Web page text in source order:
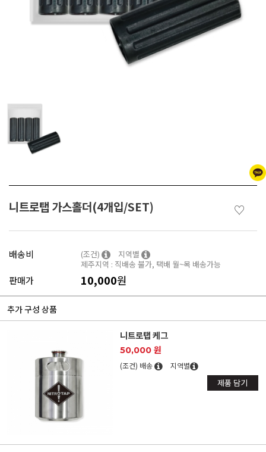
니트로탭 가스홀더(4개입/SET) ♡
배송비 (조건)
지역별
제주지역 : 직배송 불가, 택배 월~목 배송가능
판매가 10,000원
추가 구성 상품
니트로탭 케그
50,000 원
(조건) 배송 지역별
제품 담기